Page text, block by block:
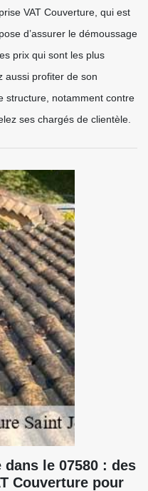
VAT Couverture, qui est
d’assurer le démoussage
prix qui sont les plus
aussi profiter de son
structure, notamment contre
ses chargés de clientèle.
le 07580 : des
Couverture pour